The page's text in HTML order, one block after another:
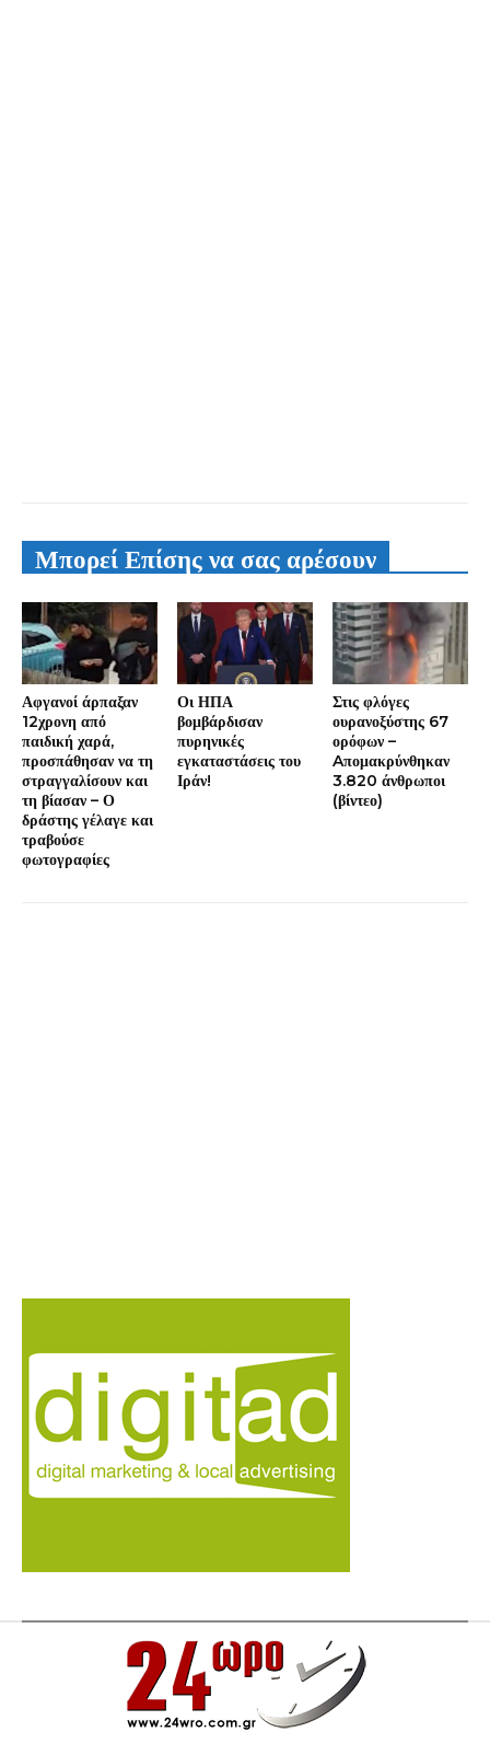
Μπορεί Επίσης να σας αρέσουν
Αφγανοί άρπαξαν
12χρονη από
παιδική χαρά,
προσπάθησαν να τη
στραγγαλίσουν και
τη βίασαν – Ο
δράστης γέλαγε και
τραβούσε
φωτογραφίες
Οι ΗΠΑ
βομβάρδισαν
πυρηνικές
εγκαταστάσεις του
Ιράν!
Στις φλόγες
ουρανοξύστης 67
ορόφων –
Aπομακρύνθηκαν
3.820 άνθρωποι
(βίντεο)